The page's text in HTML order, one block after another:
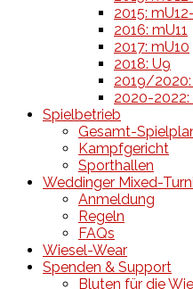
2015:
2016: mU11
2017: mU10
2018: U9
2019/
2020-
Spielbetrieb
Gesamt-
Kampfgericht
Sporthallen
Weddinger Mixed-
Anmeldung
Regeln
FAQs
Wiesel-Wear
Spenden & Support
Bluten für die